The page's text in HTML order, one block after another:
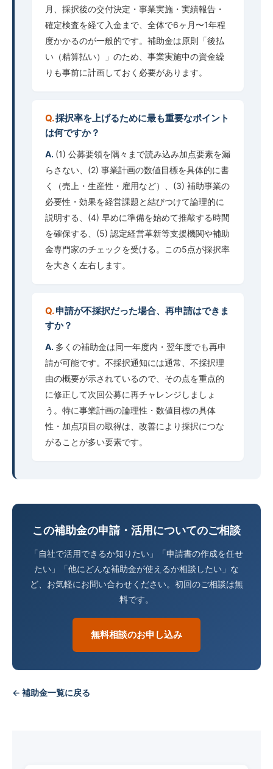
月、採択後の交付決定・事業実施・実績報告・
確定検査を経て入金まで、全体で6ヶ月〜1年程
度かかるのが一般的です。補助金は原則「後払
い（精算払い）」のため、事業実施中の資金繰
りも事前に計画しておく必要があります。
採択率を上げるために最も重要なポイント
は何ですか？
(1) 公募要領を隅々まで読み込み加点要素を漏
らさない、(2) 事業計画の数値目標を具体的に書
く（売上・生産性・雇用など）、(3) 補助事業の
必要性・効果を経営課題と結びつけて論理的に
説明する、(4) 早めに準備を始めて推敲する時間
を確保する、(5) 認定経営革新等支援機関や補助
金専門家のチェックを受ける。この5点が採択率
を大きく左右します。
申請が不採択だった場合、再申請はできま
すか？
多くの補助金は同一年度内・翌年度でも再申
請が可能です。不採択通知には通常、不採択理
由の概要が示されているので、その点を重点的
に修正して次回公募に再チャレンジしましょ
う。特に事業計画の論理性・数値目標の具体
性・加点項目の取得は、改善により採択につな
がることが多い要素です。
この補助金の申請・活用についてのご相談
「自社で活用できるか知りたい」「申請書の作成を任せ
たい」「他にどんな補助金が使えるか相談したい」な
ど、お気軽にお問い合わせください。初回のご相談は無
料です。
無料相談のお申し込み
← 補助金一覧に戻る